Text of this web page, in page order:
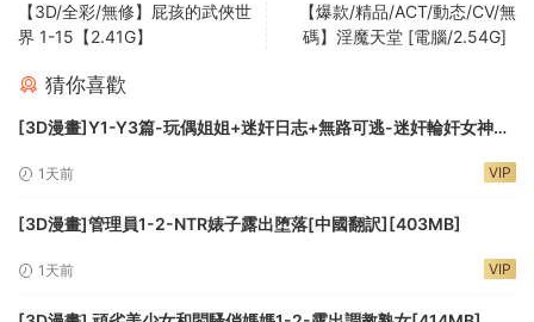
【3D/全彩/無修】屁孩的武俠世
界 1-15【2.41G】
【爆款/精品/ACT/動态/CV/無
碼】淫魔天堂 [電腦/2.54G]
猜你喜歡
[3D漫畫]Y1-Y3篇-玩偶姐姐+迷奸日志+無路可逃-迷奸輪奸女神
1天前 VIP
[3D漫畫]管理員1-2-NTR婊子露出堕落[中國翻訳][403MB]
1天前 VIP